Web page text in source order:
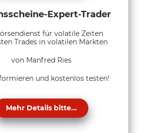
Expert-Trader
für volatile Zeiten
Trades in volatilen Märkten
von Manfred Ries
und kostenlos testen!
Mehr Details bitte...